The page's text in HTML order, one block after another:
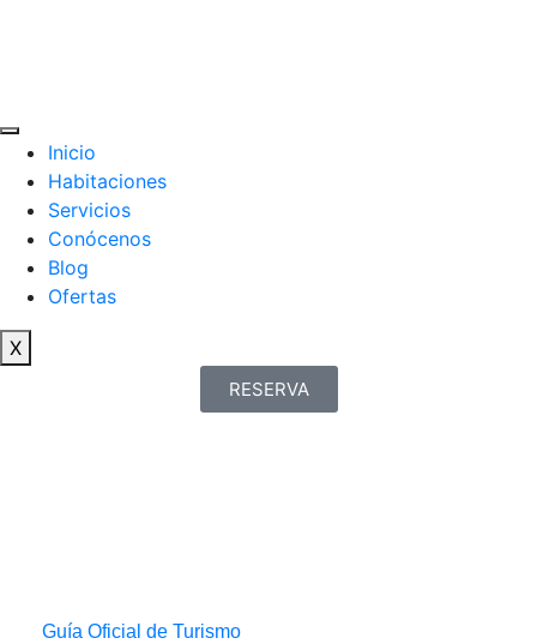
Inicio
Habitaciones
Servicios
Conócenos
Blog
Ofertas
X
RESERVA
Guía Oficial de Turismo